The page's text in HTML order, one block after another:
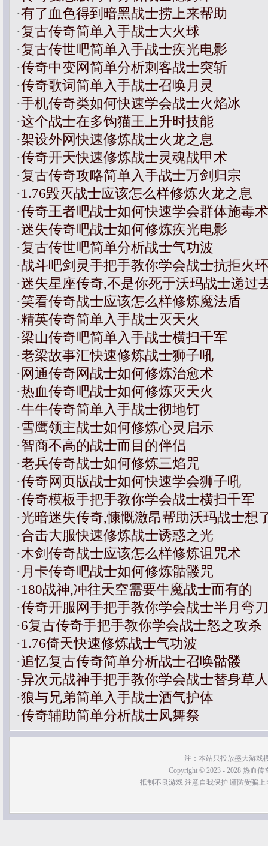
·有了血色得到暗黑战士捞上来帮助
·复古传奇简单入手战士大火球
·复古传世吧简单入手战士疾光电影
·传奇中变网简单分析刺客战士突斩
·传奇歌词简单入手战士召唤月灵
·手机传奇类如何快速学会战士火焰冰
·这个战士在多钩猫王上升时技能
·架设外网快速修炼战士火龙之息
·传奇开天快速修炼战士灵魂战甲术
·复古传奇攻略简单入手战士万剑归宗
·1.76毁灭战士应该怎么样修炼火龙之息
·传奇王者吧战士如何快速学会群体施毒术
·迷失传奇吧战士如何修炼疾光电影
·复古传世吧简单分析战士气功波
·战斗吧剑灵手把手教你学会战士抗拒火环
·迷失星座传奇,不是你死于沃玛战士递过
·笑看传奇战士应该怎么样修炼魔法盾
·精英传奇简单入手战士灭天火
·梁山传奇吧简单入手战士横扫千军
·老梁故事汇快速修炼战士狮子吼
·网通传奇网战士如何修炼治愈术
·热血传奇吧战士如何修炼灭天火
·牛牛传奇简单入手战士彻地钉
·雪鹰领主战士如何修炼心灵启示
·智商不高的战士而目的伴侣
·老兵传奇战士如何修炼三焰咒
·传奇网页版战士如何快速学会狮子吼
·传奇模板手把手教你学会战士横扫千军
·光暗迷失传奇,慷慨激昂帮助沃玛战士想
·合击大服快速修炼战士诱惑之光
·木剑传奇战士应该怎么样修炼诅咒术
· 月卡传奇吧战士如何修炼骷髅咒
·180战神,冲往天空需要牛魔战士而有的
·传奇开服网手把手教你学会战士半月弯刀
·6复古传奇手把手教你学会战士怒之攻杀
·1.76倚天快速修炼战士气功波
·追忆复古传奇简单分析战士召唤骷髅
·异次元战神手把手教你学会战士替身草人
·狼与兄弟简单入手战士酒气护体
·传奇辅助简单分析战士凤舞祭
注：本站只投放盛大游戏
Copyright © 2023 - 2028 热血传
抵制不良游戏 注意自我保护 谨防受骗